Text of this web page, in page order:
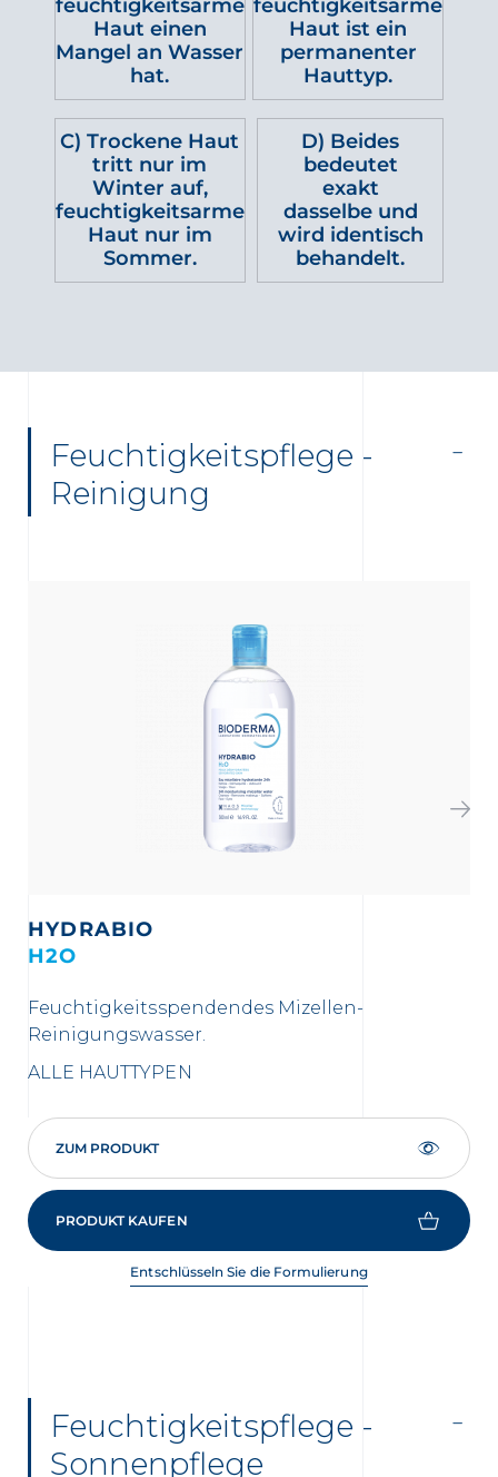
feuchtigkeitsarme
Haut einen
Mangel an Wasser
hat.
feuchtigkeitsarme
Haut ist ein
permanenter
Hauttyp.
C) Trockene Haut
tritt nur im
Winter auf,
feuchtigkeitsarme
Haut nur im
Sommer.
D) Beides
bedeutet
exakt
dasselbe und
wird identisch
behandelt.
Feuchtigkeitspflege -
Reinigung
HYDRABIO
H2O
Feuchtigkeitsspendendes Mizellen-
Reinigungswasser.
ALLE HAUTTYPEN
ZUM PRODUKT
PRODUKT KAUFEN
Entschlüsseln Sie die Formulierung
Feuchtigkeitspflege -
Sonnenpflege